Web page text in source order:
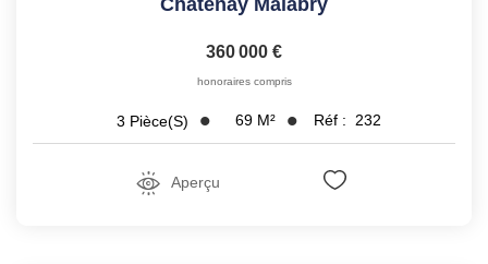
Chatenay Malabry
360 000 €
honoraires compris
3 Pièce(s) 69 M² Réf : 232
Aperçu